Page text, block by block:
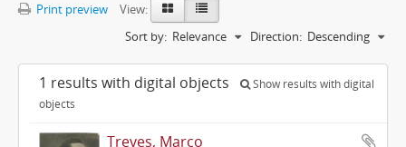
Print preview
View:
Sort by: Relevance Direction: Descending
1 results with digital objects
Show results with digital
objects
Treves, Marco